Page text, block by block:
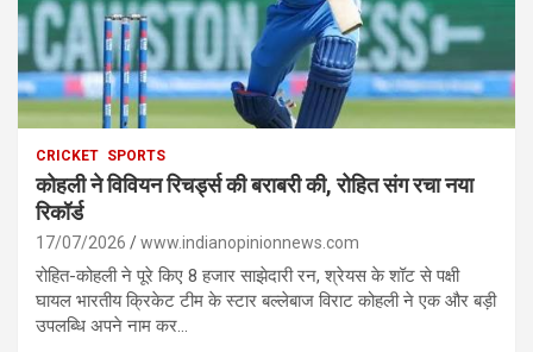
CRICKET SPORTS
कोहली ने विवियन रिचर्ड्स की बराबरी की, रोहित संग रचा नया
रिकॉर्ड
17/07/2026 www.indianopinionnews.com
रोहित-कोहली ने पूरे किए 8 हजार साझेदारी रन, श्रेयस के शॉट से पक्षी
घायल भारतीय क्रिकेट टीम के स्टार बल्लेबाज विराट कोहली ने एक और बड़ी
उपलब्धि अपने नाम कर…